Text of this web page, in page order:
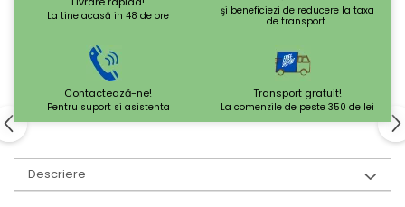
La tine acasă in 48 de ore
şi beneficiezi de reducere la taxa
de transport.
Contactează-ne!
Pentru suport si asistenta
Transport gratuit!
La comenzile de peste 350 de lei
Descriere